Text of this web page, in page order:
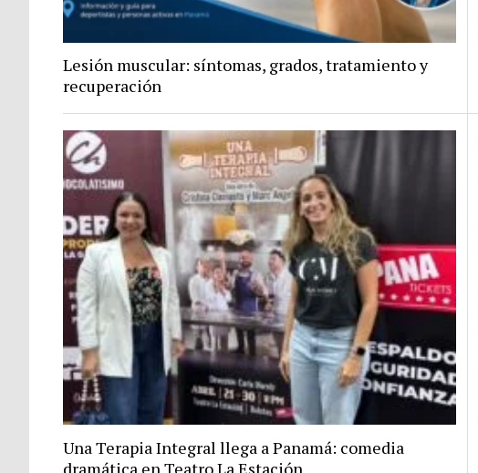
Lesión muscular: síntomas, grados, tratamiento y
recuperación
Una Terapia Integral llega a Panamá: comedia
dramática en Teatro La Estación